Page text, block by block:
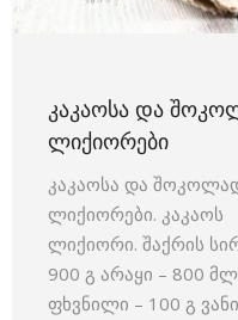
ᲙᲐᲙᲐᲝᲡᲐ ᲓᲐ
ᲚᲘᲥᲘᲝᲠᲔᲑᲘ
კაკაოსა და
ლიქიორები. კაკაოს
ლიქიორი. შაქრის
900 გ არაყი – 800
ფხვნილი – 100 გ